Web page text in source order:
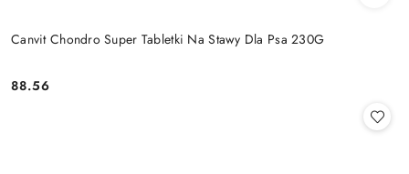
Canvit Chondro Super Tabletki Na Stawy Dla Psa 230G
Cena:
88.56